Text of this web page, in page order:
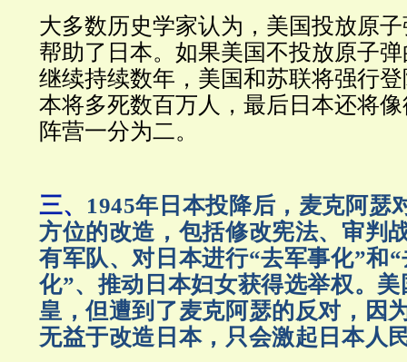
大多数历史学家认为，美国投放原
帮助了日本。如果美国不投放原子
继续持续数年，美国和苏联将强行
本将多死数百万人，最后日本还将
阵营一分为二。
三、
1945年日本投降后，麦克阿瑟
方位的改造，包括修改宪法、审判
有军队、对日本进行“去军事化”和
化”、推动日本妇女获得选举权。
皇，但遭到了麦克阿瑟的反对，因
无益于改造日本，只会激起日本人